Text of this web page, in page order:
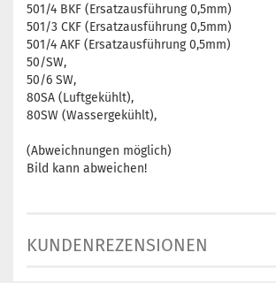
501/4 BKF (Ersatzausführung 0,5mm)
501/3 CKF (Ersatzausführung 0,5mm)
501/4 AKF (Ersatzausführung 0,5mm)
50/SW,
50/6 SW,
80SA (Luftgekühlt),
80SW (Wassergekühlt),
(Abweichnungen möglich)
Bild kann abweichen!
KUNDENREZENSIONEN